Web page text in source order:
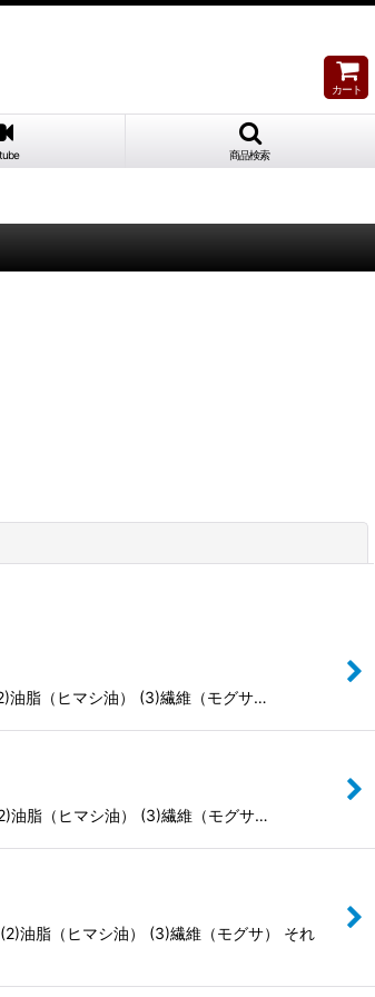
カート
商品検索
油脂（ヒマシ油） (3)繊維（モグサ…
油脂（ヒマシ油） (3)繊維（モグサ…
油脂（ヒマシ油） (3)繊維（モグサ） それ